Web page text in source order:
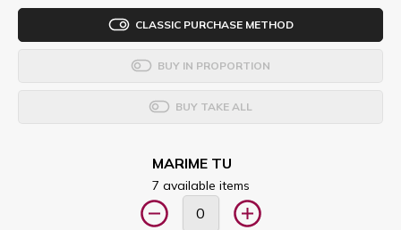
CLASSIC PURCHASE METHOD
BUY IN PROPORTION
BUY TAKE ALL
MARIME TU
7 available items